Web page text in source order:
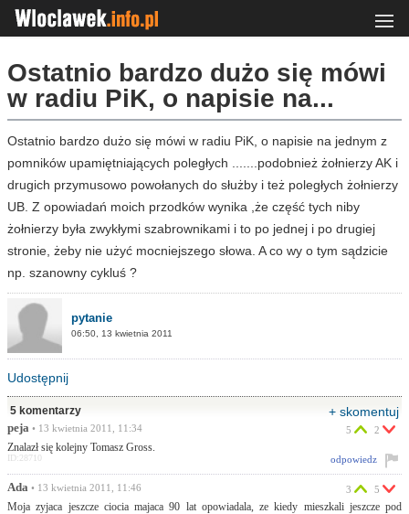
Ostatnio bardzo dużo się mówi
w radiu PiK, o napisie na...
Ostatnio bardzo dużo się mówi w radiu PiK, o napisie na jednym z
pomników upamiętniających poległych .......podobnież żołnierzy AK i
drugich przymusowo powołanych do służby i też poległych żołnierzy
UB. Z opowiadań moich przodków wynika ,że część tych niby
żołnierzy była zwykłymi szabrownikami i to po jednej i po drugiej
stronie, żeby nie użyć mocniejszego słowa. A co wy o tym sądzicie
np. szanowny cykluś ?
pytanie
06:50, 13 kwietnia 2011
Udostępnij
5 komentarzy + skomentuj
peja • 13 kwietnia 2011, 11:34
Znalazł się kolejny Tomasz Gross.
5 2
odpowiedz
ID:28710
Ada • 13 kwietnia 2011, 11:46
Moja zyjaca jeszcze ciocia majaca 90 lat opowiadala, ze kiedy mieszkali jeszcze pod
3 5